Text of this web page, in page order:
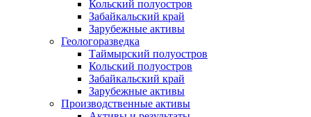
Кольский полуостров
Забайкальский край
Зарубежные активы
Геологоразведка
Таймырский полуостров
Кольский полуостров
Забайкальский край
Зарубежные активы
Производственные активы